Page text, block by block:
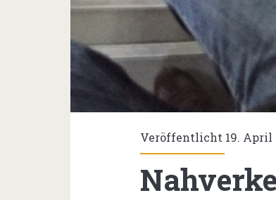
Veröffentlicht 19. April